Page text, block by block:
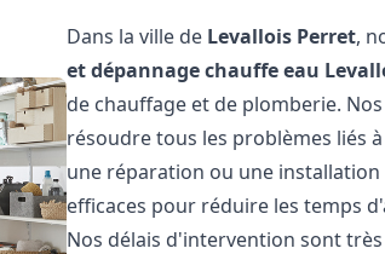
Dans la ville de Levallois Perret,
et dépannage chauffe eau
de chauffage et de plomberie.
résoudre tous les problèmes liés
une réparation ou une
efficaces pour réduire les temps
Nos délais d'intervention sont